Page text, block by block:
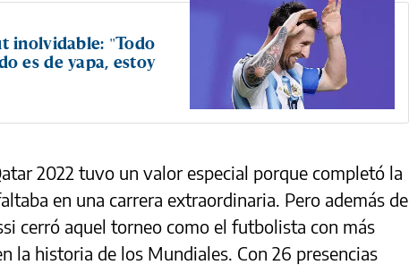
inolvidable: "Todo
es de yapa, estoy
2022 tuvo un valor especial porque completó la
en una carrera extraordinaria. Pero además de
cerró aquel torneo como el futbolista con más
la historia de los Mundiales. Con 26 presencias